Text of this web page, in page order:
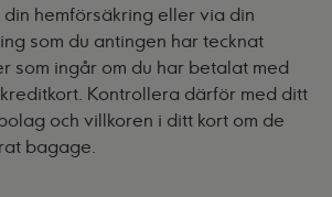
hemförsäkring eller via din
som du antingen har tecknat
som ingår om du har betalat med
Kontrollera därför med ditt
och villkoren i ditt kort om de
bagage.